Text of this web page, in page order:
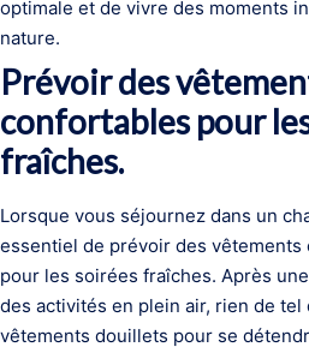
optimale et de vivre des moments
nature.
Prévoir des
confortables pour
fraîches.
Lorsque vous séjournez dans un
essentiel de prévoir des vêtements
pour les soirées fraîches. Après
des activités en plein air, rien de
vêtements douillets pour se